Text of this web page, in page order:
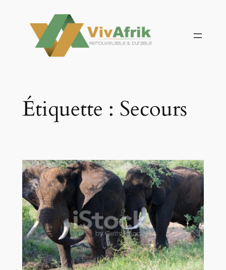
contenu
Étiquette : Secours